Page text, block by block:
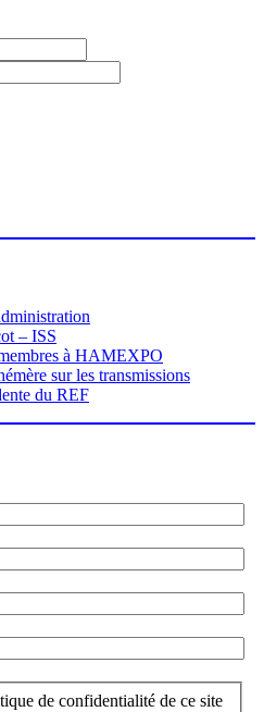
– ISS
à HAMEXPO
sur les transmissions
du REF
de confidentialité de ce site